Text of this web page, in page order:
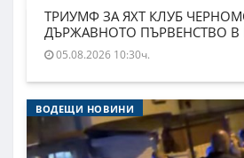
ТРИУМФ ЗА ЯХТ КЛУБ
ДЪРЖАВНОТО ПЪРВЕНСТВО
05.08.2026 10:30ч.
ВОДЕЩИ НОВИНИ